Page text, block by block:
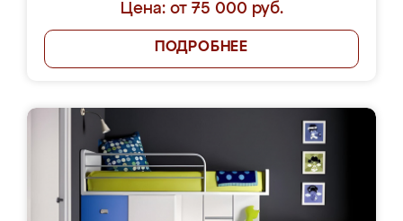
Цена: от 75 000 руб.
ПОДРОБНЕЕ